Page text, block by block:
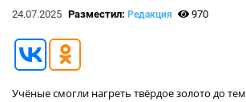
24.07.2025 Разместил: Редакция 970
Учёные смогли нагреть твёрдое золото до